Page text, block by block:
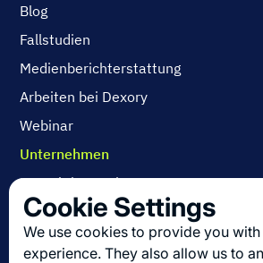
Blog
Fallstudien
Medienberichterstattung
Arbeiten bei Dexory
Webinar
Unternehmen
Kontaktieren Sie uns
Über uns
Arbeiten bei Dexory
Cookie Settings
We use cookies to provide you
experience. They also allow us to